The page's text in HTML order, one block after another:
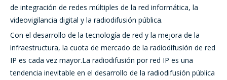
de integración de redes múltiples de la red informática, la
videovigilancia digital y la radiodifusión pública.
Con el desarrollo de la tecnología de red y la mejora de la
infraestructura, la cuota de mercado de la radiodifusión de red
IP es cada vez mayor.La radiodifusión por red IP es una
tendencia inevitable en el desarrollo de la radiodifusión pública